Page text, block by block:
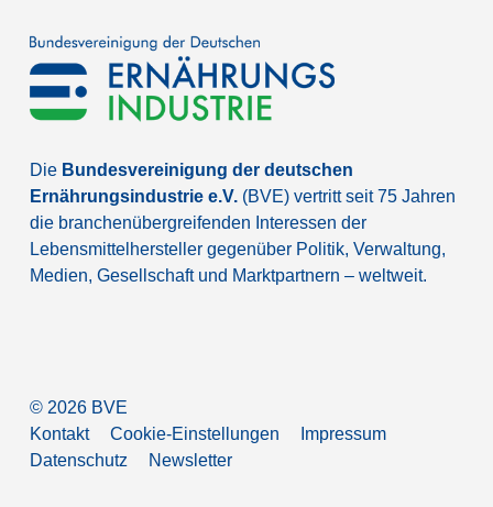
Die Bundesvereinigung der deutschen
Ernährungsindustrie e.V. (BVE) vertritt seit 75 Jahren
die branchenübergreifenden Interessen der
Lebensmittelhersteller gegenüber Politik, Verwaltung,
Medien, Gesellschaft und Marktpartnern – weltweit.
© 2026BVE
Kontakt
Cookie-Einstellungen
Impressum
Datenschutz
Newsletter